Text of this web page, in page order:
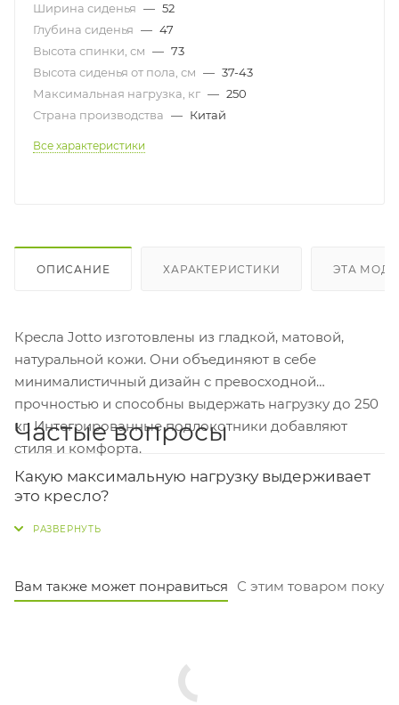
Ширина сиденья — 52
Глубина сиденья — 47
Высота спинки, см — 73
Высота сиденья от пола, см — 37-43
Максимальная нагрузка, кг — 250
Страна производства — Китай
Все характеристики
ОПИСАНИЕ ХАРАКТЕРИСТИКИ ЭТА
Кресла Jotto изготовлены из гладкой, матовой,
натуральной кожи. Они объединяют в себе
минималистичный дизайн с превосходной
прочностью и способны выдержать нагрузку до 250
кг. Интегрированные подлокотники добавляют
стиля и комфорта.
Частые вопросы
Какую максимальную нагрузку выдерживает
это кресло?
Кресло рассчитано на нагрузку до 250 кг. Оно
сиденья — 52 см, глубина — 47 см. Регулировка по
Вам также может понравиться С этим товаром